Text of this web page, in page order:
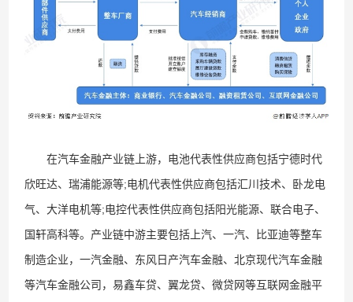
在汽车金融产业链上游，电池代表性供应商包括宁德时代
欣旺达、瑞浦能源等;电机代表性供应商包括汇川技术、卧龙电
气、大洋电机等;电控代表性供应商包括阳光能源、联合电子、
国轩高科等。产业链中游主要包括上汽、一汽、比亚迪等整车
制造企业，一汽金融、东风日产汽车金融、北京现代汽车金融
等汽车金融公司，易鑫车贷、翼龙贷、微贷网等互联网金融平